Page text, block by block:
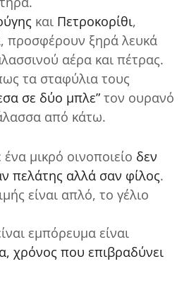
και Πετροκορίθι,
προσφέρουν ξηρά λευκά
αέρα και πέτρας.
τα σταφύλια τους
σε δύο μπλε” τον ουρανό
από κάτω.
μικρό οινοποιείο δεν
πελάτης αλλά σαν φίλος.
είναι απλό, το γέλιο
εμπόρευμα είναι
χρόνος που επιβραδύνει